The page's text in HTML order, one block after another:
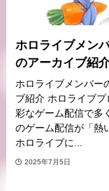
ホロライブメン
のアーカイブ紹
ホロライブメンバー
ブ紹介 ホロライブ
彩なゲーム配信で多
のゲーム配信が「熱
ホロライブに...
2025年7月5日